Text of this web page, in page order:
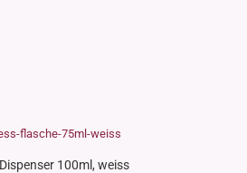
100ml, weiss